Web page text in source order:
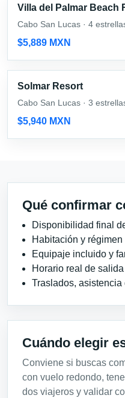
Villa del Palmar Beach
Cabo San Lucas · 4
$5,889 MXN
Solmar Resort
Cabo San Lucas · 3
$5,940 MXN
Qué confirmar
Disponibilidad final
Habitación y
Equipaje incluido y
Horario real de
Traslados, asistencia
Cuándo elegir
Conviene si buscas
con vuelo redondo,
dos viajeros y validar